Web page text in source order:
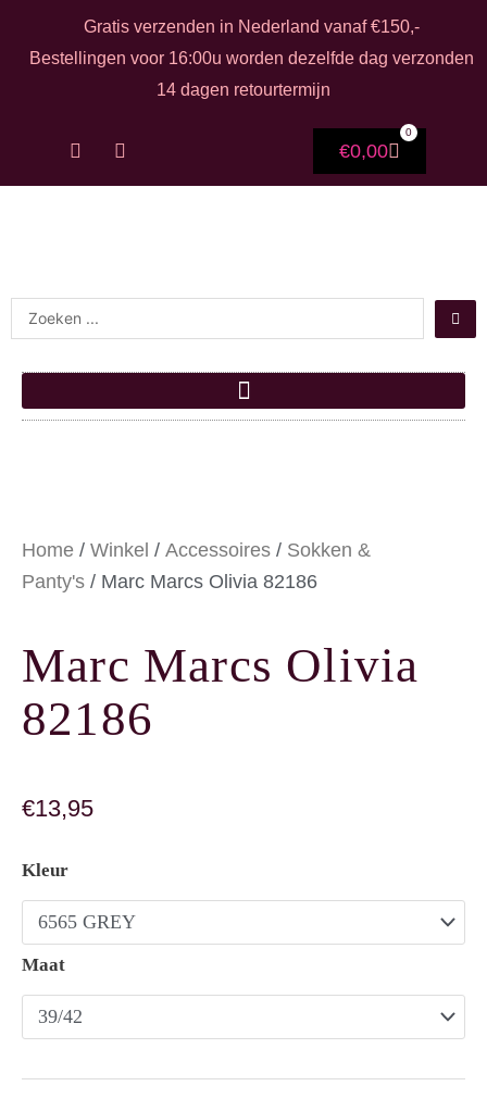
Ga naar de inhoud
Gratis verzenden in Nederland vanaf €150,-
Bestellingen voor 16:00u worden dezelfde dag verzonden
14 dagen retourtermijn
F
a
-
f
I
n
m
€0,00
0
Search ...
Home / Winkel / Accessoires / Sokken &
Panty's / Marc Marcs Olivia 82186
Marc Marcs Olivia
82186
€13,95
Kleur
Maat
Marc Marcs Olivia 82186 aantal